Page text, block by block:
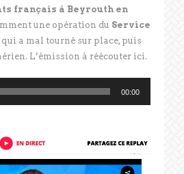
français à Beyrouth en
une opération du Service
qui a mal tourné sur place, puis
L’émission à réécouter ici.
00:00